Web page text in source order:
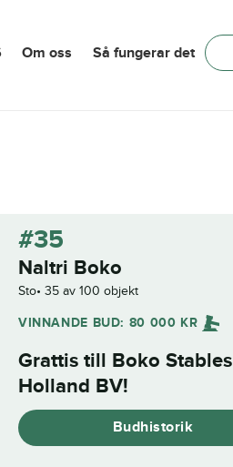
Om oss Så fungerar det
#35
Naltri Boko
Sto 35 av 100 objekt
VINNANDE BUD: 80 000 KR
Grattis till Boko Stables
Holland BV!
Budhistorik